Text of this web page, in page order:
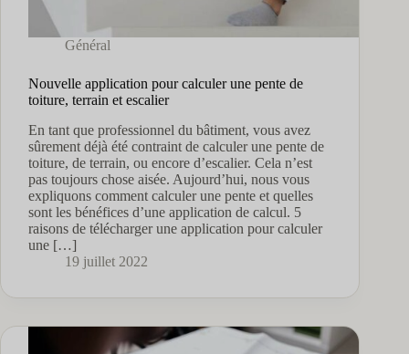
Général
Nouvelle application pour calculer une pente de
toiture, terrain et escalier
En tant que professionnel du bâtiment, vous avez
sûrement déjà été contraint de calculer une pente de
toiture, de terrain, ou encore d’escalier. Cela n’est
pas toujours chose aisée. Aujourd’hui, nous vous
expliquons comment calculer une pente et quelles
sont les bénéfices d’une application de calcul. 5
raisons de télécharger une application pour calculer
une […]
19 juillet 2022